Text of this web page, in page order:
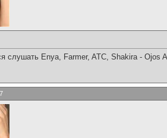
слушать Enya, Farmer, ATC, Shakira - Ojos